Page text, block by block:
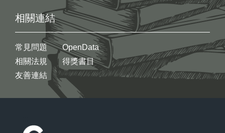
相關連結
常見問題
相關法規
友善連結
OpenData
得獎書目